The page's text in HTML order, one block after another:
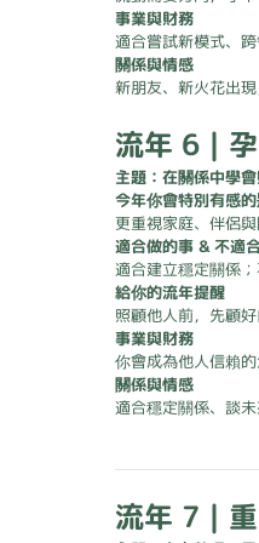
事業與財務
適合嘗試新模式、
關係與情感
新朋友、新火花出現
流年 6｜
主題：在關係中學
今年你會特別有感
更重視家庭、伴侶
適合做的事 & 不適
適合建立穩定關係
給你的流年提醒
照顧他人前，先顧好
事業與財務
你會成為他人信賴的
關係與情感
適合穩定關係、談未
流年 7｜